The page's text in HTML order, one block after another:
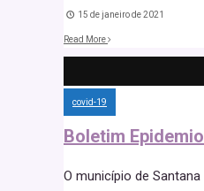
15 de janeiro de 2021
Read More
covid-19
Boletim
O município de